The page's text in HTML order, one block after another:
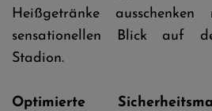
Heißgetränke
sensationellen Blick auf
Stadion.
Optimierte